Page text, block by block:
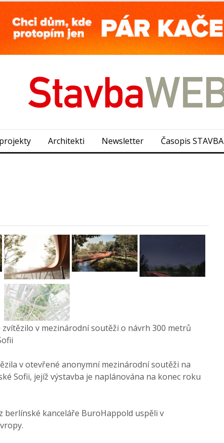
Architekti Newsletter Časopis STAVBA
v mezinárodní soutěži o návrh 300 metrů
v otevřené anonymní mezinárodní soutěži na
Sofii, jejíž výstavba je naplánována na konec roku
berlínské kanceláře BuroHappold uspěli v